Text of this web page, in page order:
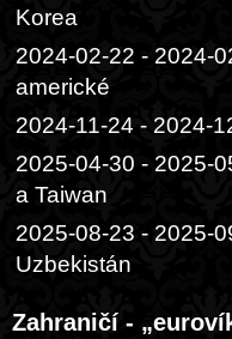
Korea
2024-02-22 - 2024-
americké
2024-11-24 - 2024-
2025-04-30 - 2025-
a Taiwan
2025-08-23 - 2025-
Uzbekistán
Zahraničí -